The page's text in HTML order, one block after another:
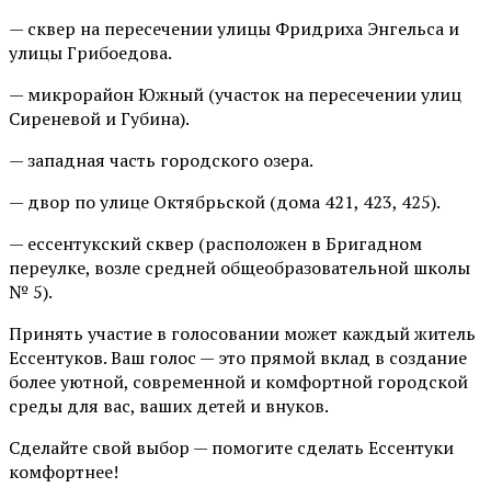
— сквер на пересечении улицы Фридриха Энгельса и
улицы Грибоедова.
— микрорайон Южный (участок на пересечении улиц
Сиреневой и Губина).
— западная часть городского озера.
— двор по улице Октябрьской (дома 421, 423, 425).
— ессентукский сквер (расположен в Бригадном
переулке, возле средней общеобразовательной школы
№ 5).
Принять участие в голосовании может каждый житель
Ессентуков. Ваш голос — это прямой вклад в создание
более уютной, современной и комфортной городской
среды для вас, ваших детей и внуков.
Сделайте свой выбор — помогите сделать Ессентуки
комфортнее!